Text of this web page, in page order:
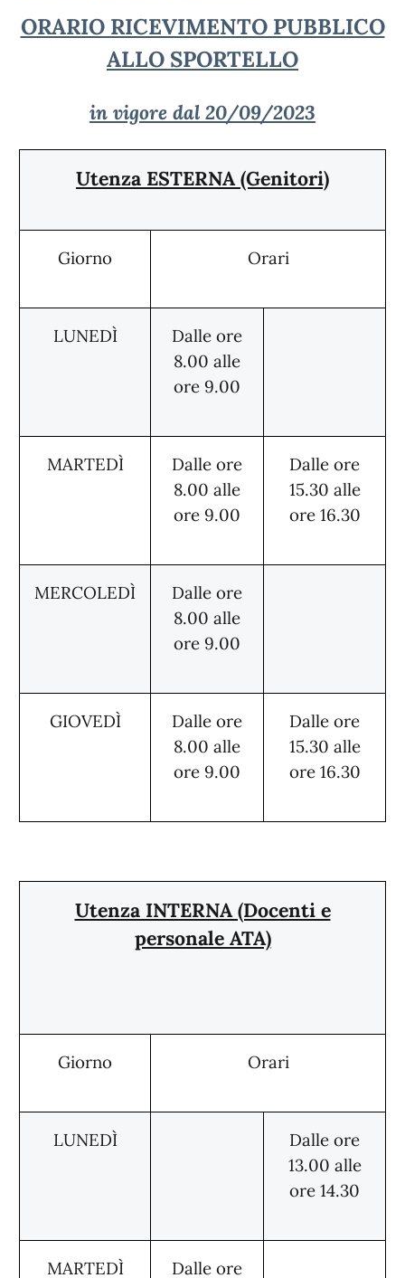
ORARIO RICEVIMENTO PUBBLICO
ALLO SPORTELLO
in vigore dal 20/09/2023
Utenza ESTERNA (Genitori)
Giorno Orari
LUNEDÌ
Dalle ore
8.00 alle
ore 9.00
MARTEDÌ
Dalle ore
8.00 alle
ore 9.00
Dalle ore
15.30 alle
ore 16.30
MERCOLEDÌ
Dalle ore
8.00 alle
ore 9.00
GIOVEDÌ
Dalle ore
8.00 alle
ore 9.00
Dalle ore
15.30 alle
ore 16.30
Utenza INTERNA (Docenti e
personale ATA)
Giorno Orari
LUNEDÌ
Dalle ore
13.00 alle
ore 14.30
MARTEDÌ Dalle ore